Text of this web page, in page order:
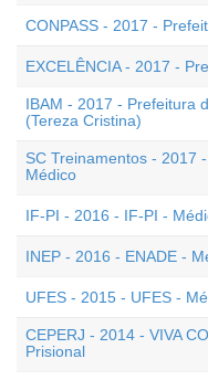
CONPASS - 2017 -
EXCELÊNCIA - 2017 -
IBAM - 2017 - Prefeitura
(Tereza Cristina)
SC Treinamentos - 2017
Médico
IF-PI - 2016 - IF-PI -
INEP - 2016 - ENADE -
UFES - 2015 - UFES -
CEPERJ - 2014 - VIVA
Prisional